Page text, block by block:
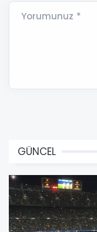
Yorumunuz *
GÜNCEL